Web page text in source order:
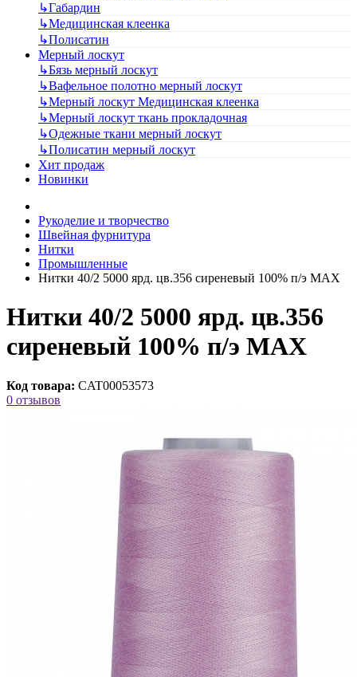
↳Габардин
↳Медицинская клеенка
↳Полисатин
Мерный лоскут
↳Бязь мерный лоскут
↳Вафельное полотно мерный лоскут
↳Мерный лоскут Медицинская клеенка
↳Мерный лоскут ткань прокладочная
↳Одежные ткани мерный лоскут
↳Полисатин мерный лоскут
Хит продаж
Новинки
Рукоделие и творчество
Швейная фурнитура
Нитки
Промышленные
Нитки 40/2 5000 ярд. цв.356 сиреневый 100% п/э MAX
Нитки 40/2 5000 ярд. цв.356
сиреневый 100% п/э MAX
Код товара: CAT00053573
0 отзывов